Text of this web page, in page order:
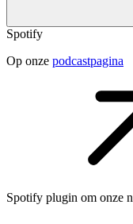
Spotify
Op onze podcastpagina
Spotify plugin om onze